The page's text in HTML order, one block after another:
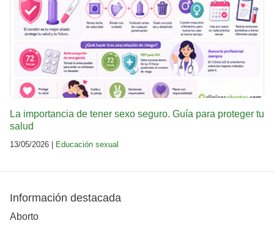
La importancia de tener sexo seguro. Guía para proteger tu
salud
13/05/2026 | Educación sexual
Información destacada
Aborto